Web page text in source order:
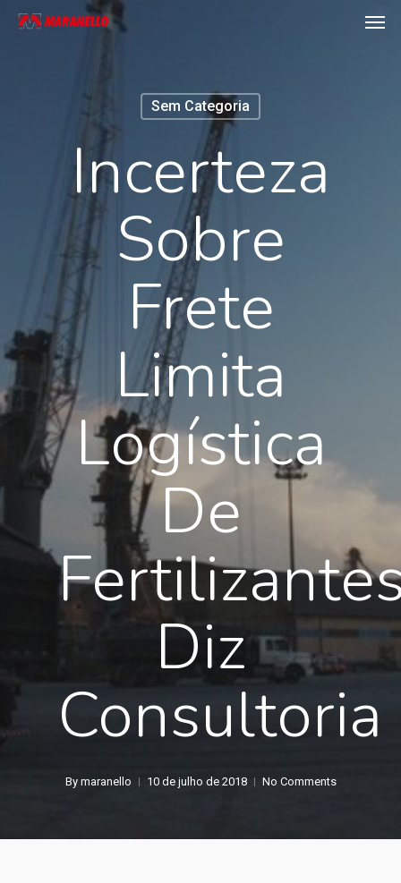
Skip
Sem Categoria
Incerteza
Sobre
Frete
Limita
Logística
De
Diz
Consultoria
By maranello 10 de julho de 2018 No Comments